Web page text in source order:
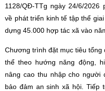
1128/QĐ-TTg ngày 24/6/
về phát triển kinh tế tập thể
dựng 45.000 hợp tác xã vào
Chương trình đặt mục tiêu tổng
thể theo hướng năng động,
nâng cao thu nhập cho người
bảo đảm an sinh xã hội. Tiếp